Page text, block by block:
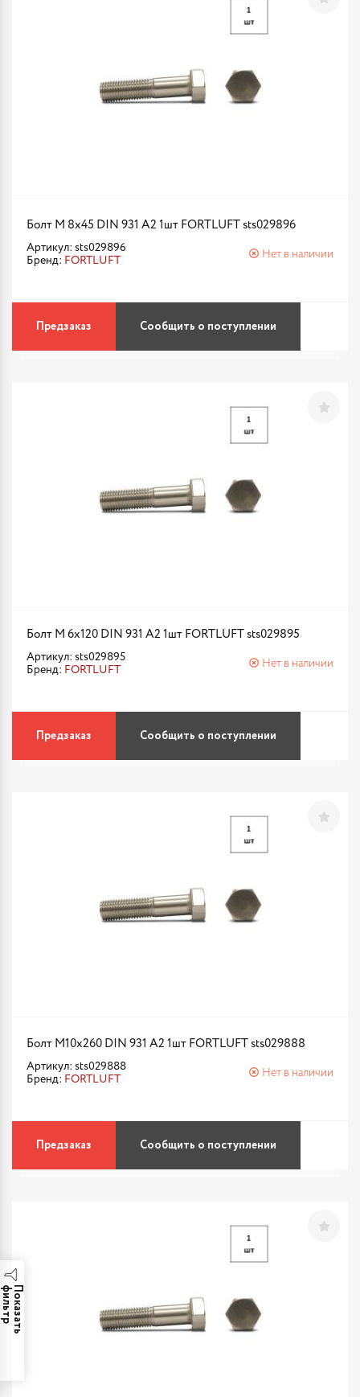
П
о
к
а
з
а
т
ь
ф
и
л
ь
т
Болт М 8х45 DIN 931 A2 1шт FORTLUFT sts029896
Артикул: sts029896
Бренд: FORTLUFT
Нет в наличии
Предзаказ Сообщить о поступлении
Болт М 6х120 DIN 931 A2 1шт FORTLUFT sts029895
Артикул: sts029895
Бренд: FORTLUFT
Нет в наличии
Предзаказ Сообщить о поступлении
Болт М10х260 DIN 931 A2 1шт FORTLUFT sts029888
Артикул: sts029888
Бренд: FORTLUFT
Нет в наличии
Предзаказ Сообщить о поступлении